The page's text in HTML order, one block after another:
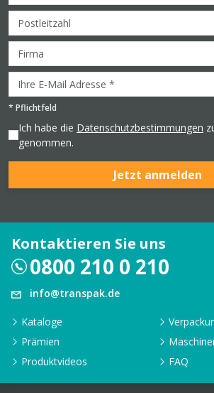
* Pflichtfeld
Ich habe die Datenschutzbestimmungen
genommen.
Jetzt anmelden
Kontaktieren Sie uns
0800 210 0 210
info@transpak.de
Kataloge
Prämien
Produktvideos
FAQ